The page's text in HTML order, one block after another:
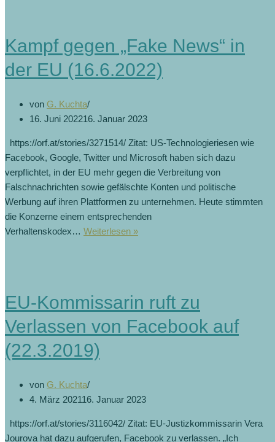
Kampf gegen „Fake News“ in
der EU (16.6.2022)
von G. Kuchta
16. Juni 202216. Januar 2023
https://orf.at/stories/3271514/ Zitat: US-Technologieriesen wie
Facebook, Google, Twitter und Microsoft haben sich dazu
verpflichtet, in der EU mehr gegen die Verbreitung von
Falschnachrichten sowie gefälschte Konten und politische
Werbung auf ihren Plattformen zu unternehmen. Heute stimmten
die Konzerne einem entsprechenden
Verhaltenskodex… Weiterlesen »Kampf
der
(16.6.2022)
EU-Kommissarin ruft zu
Verlassen von Facebook auf
(22.3.2019)
von G. Kuchta
4. März 202116. Januar 2023
https://orf.at/stories/3116042/ Zitat: EU-Justizkommissarin Vera
Jourova hat dazu aufgerufen, Facebook zu verlassen. „Ich